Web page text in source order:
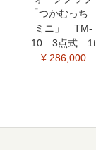
「つかむっち
ミニ」 TM-
10 3点式 1t
¥ 286,000